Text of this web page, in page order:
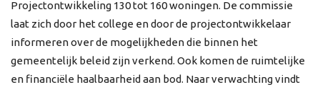
Projectontwikkeling 130 tot 160 woningen. De commissie
laat zich door het college en door de projectontwikkelaar
informeren over de mogelijkheden die binnen het
gemeentelijk beleid zijn verkend. Ook komen de ruimtelijke
en financiële haalbaarheid aan bod. Naar verwachting vindt